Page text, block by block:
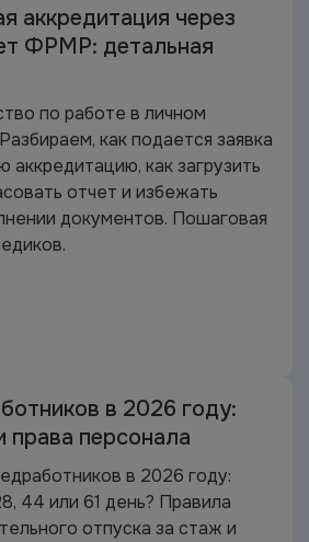
аккредитация через
ФРМР: детальная
по работе в личном
как подается заявка
аккредитацию, как загрузить
отчет и избежать
документов. Пошаговая
в 2026 году:
права персонала
в 2026 году:
44 или 61 день? Правила
отпуска за стаж и